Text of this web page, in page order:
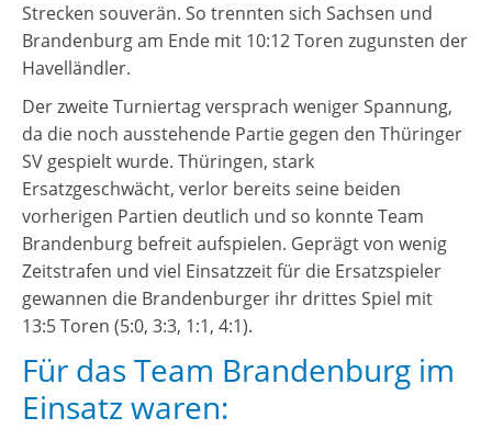
Strecken souverän. So trennten sich Sachsen und
Brandenburg am Ende mit 10:12 Toren zugunsten der
Havelländler.
Der zweite Turniertag versprach weniger Spannung,
da die noch ausstehende Partie gegen den Thüringer
SV gespielt wurde. Thüringen, stark
Ersatzgeschwächt, verlor bereits seine beiden
vorherigen Partien deutlich und so konnte Team
Brandenburg befreit aufspielen. Geprägt von wenig
Zeitstrafen und viel Einsatzzeit für die Ersatzspieler
gewannen die Brandenburger ihr drittes Spiel mit
13:5 Toren (5:0, 3:3, 1:1, 4:1).
Für das Team Brandenburg im
Einsatz waren: